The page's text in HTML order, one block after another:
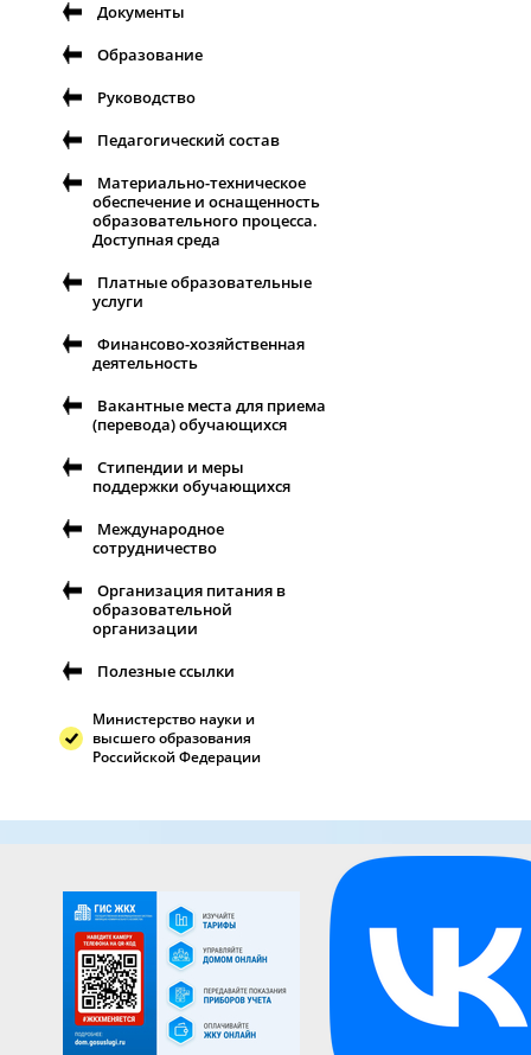
Документы
Образование
Руководство
Педагогический состав
Материально-техническое
обеспечение и оснащенность
образовательного процесса.
Доступная среда
Платные образовательные
услуги
Финансово-хозяйственная
деятельность
Вакантные места для приема
(перевода) обучающихся
Стипендии и меры
поддержки обучающихся
Международное
сотрудничество
Организация питания в
образовательной
организации
Полезные ссылки
Министерство науки и
высшего образования
Российской Федерации